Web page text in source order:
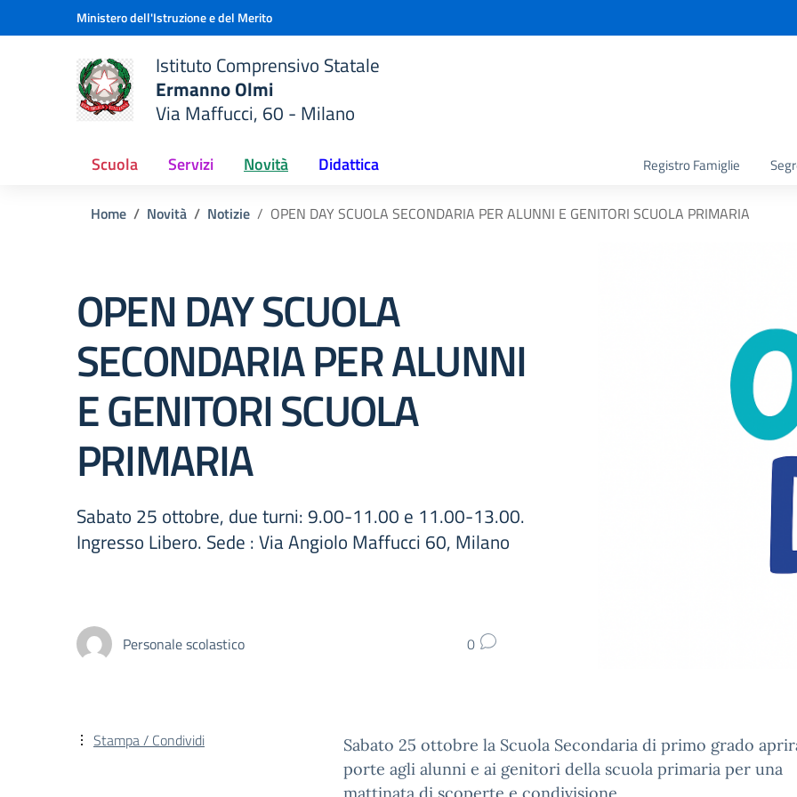
Vai ai contenuti
Vai al menu di navigazioneMinistero dell'Istruzione e del Merito
scuola
Istituto Comprensivo Statale
Ermanno Olmi
Via Maffucci, 60 - Milano
Scuola Servizi Novità Didattica Registro Famiglie
Home Novità Notizie OPEN DAY SCUOLA SECONDARIA PER ALUNNI E GENITORI SCUOLA PRIMARIA
OPEN DAY SCUOLA
SECONDARIA PER ALUNNI
E GENITORI SCUOLA
PRIMARIA
Sabato 25 ottobre, due turni: 9.00-11.00 e 11.00-13.00.
Ingresso Libero. Sede : Via Angiolo Maffucci 60, Milano
Personale scolastico 0
Sabato 25 ottobre la Scuola Secondaria di primo grado
porte agli alunni e ai genitori della scuola primaria per una
Stampa / Condividi